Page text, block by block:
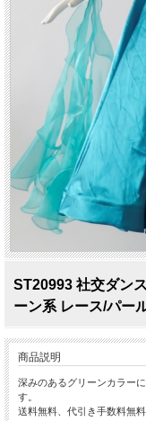
ST20993 社交ダン
ーン系 レース/パー
商品説明
深みのあるグリーンカラー
す。
送料無料、代引き手数料無料